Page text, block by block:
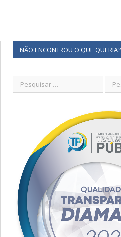
NÃO ENCONTROU O QUE QUERIA?